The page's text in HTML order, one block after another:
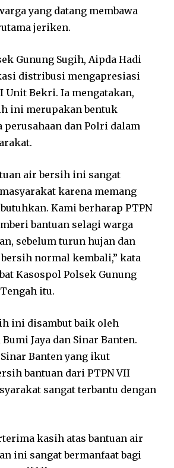
yang datang membawa
jeriken.
Gunung Sugih, Aipda Hadi
distribusi mengapresiasi
Unit Bekri. Ia mengatakan,
ini merupakan bentuk
perusahaan dan Polri dalam
air bersih ini sangat
karena memang
Kami berharap PTPN
bantuan selagi warga
sebelum turun hujan dan
normal kembali,” kata
Kasospol Polsek Gunung
itu.
ini disambut baik oleh
Jaya dan Sinar Banten.
Banten yang ikut
bantuan dari PTPN VII
sangat terbantu dengan
kasih atas bantuan air
ini sangat bermanfaat bagi